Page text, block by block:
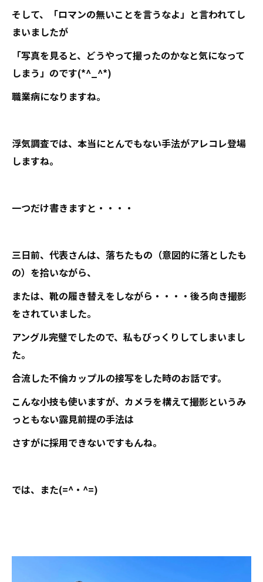
そして、「ロマンの無いことを言うなよ」と言われてし
まいましたが
「写真を見ると、どうやって撮ったのかなと気になって
しまう」のです(*^_^*)
職業病になりますね。
浮気調査では、本当にとんでもない手法がアレコレ登場
しますね。
一つだけ書きますと・・・・
三日前、代表さんは、落ちたもの（意図的に落としたも
の）を拾いながら、
または、靴の履き替えをしながら・・・・後ろ向き撮影
をされていました。
アングル完璧でしたので、私もびっくりしてしまいまし
た。
合流した不倫カップルの接写をした時のお話です。
こんな小技も使いますが、カメラを構えて撮影というみ
っともない露見前提の手法は
さすがに採用できないですもんね。
では、また(=^・^=)